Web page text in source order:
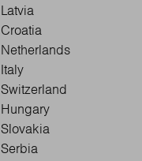
Latvia
Croatia
Netherlands
Italy
Switzerland
Hungary
Slovakia
Serbia